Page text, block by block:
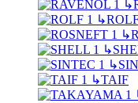
↳
↳
↳
↳
↳
↳TAIF